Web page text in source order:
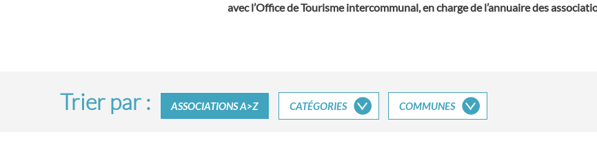
avec l’Office de Tourisme intercommunal, en charge de l’annuaire des
Trier par : ASSOCIATIONS A>Z CATÉGORIES COMMUNES